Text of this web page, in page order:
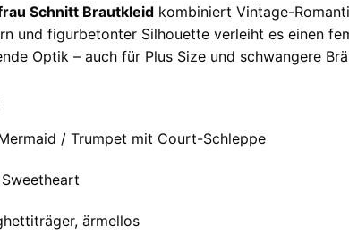
Schnitt Brautkleid kombiniert Vintage-
und figurbetonter Silhouette verleiht es einen
Optik – auch für Plus Size und schwangere
/ Trumpet mit Court-Schleppe
ärmellos